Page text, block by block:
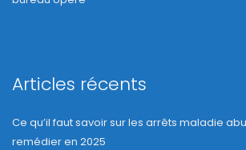
Articles récents
Ce qu’il faut savoir sur les arrêts maladie
remédier en 2025